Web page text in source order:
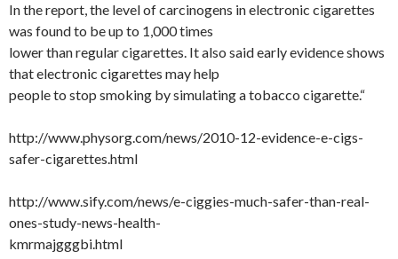
In the report, the level of carcinogens in electronic cigarettes
was found to be up to 1,000 times
lower than regular cigarettes. It also said early evidence shows
that electronic cigarettes may help
people to stop smoking by simulating a tobacco cigarette.“
http://www.physorg.com/news/2010-12-evidence-e-cigs-
safer-cigarettes.html
http://www.sify.com/news/e-ciggies-much-safer-than-real-
ones-study-news-health-
kmrmajgggbi.html